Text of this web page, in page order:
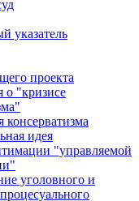
указатель
проекта
о "кризисе
консерватизма
идея
"управляемой
уголовного и